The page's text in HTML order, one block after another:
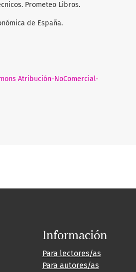
Prometeo Libros.
de España.
Atribución-NoComercial-
Información
Para lectores/as
Para autores/as